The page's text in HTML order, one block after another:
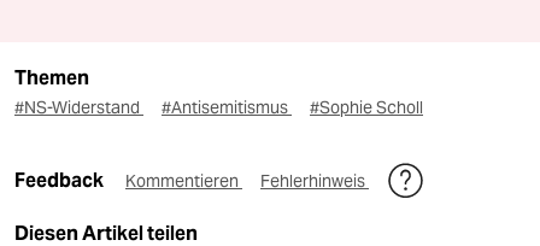
Themen
#NS-Widerstand #Antisemitismus #Sophie Scholl
Feedback Kommentieren Fehlerhinweis
Diesen Artikel teilen